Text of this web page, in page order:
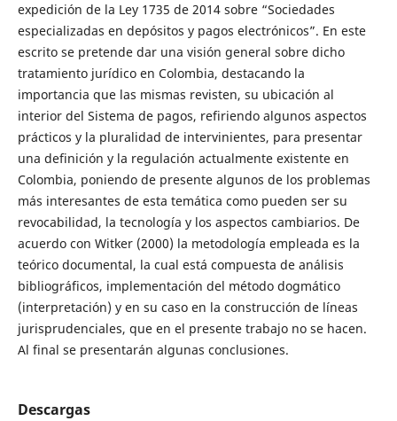
expedición de la Ley 1735 de 2014 sobre “Sociedades
especializadas en depósitos y pagos electrónicos”. En este
escrito se pretende dar una visión general sobre dicho
tratamiento jurídico en Colombia, destacando la
importancia que las mismas revisten, su ubicación al
interior del Sistema de pagos, refiriendo algunos aspectos
prácticos y la pluralidad de intervinientes, para presentar
una definición y la regulación actualmente existente en
Colombia, poniendo de presente algunos de los problemas
más interesantes de esta temática como pueden ser su
revocabilidad, la tecnología y los aspectos cambiarios. De
acuerdo con Witker (2000) la metodología empleada es la
teórico documental, la cual está compuesta de análisis
bibliográficos, implementación del método dogmático
(interpretación) y en su caso en la construcción de líneas
jurisprudenciales, que en el presente trabajo no se hacen.
Al final se presentarán algunas conclusiones.
Descargas